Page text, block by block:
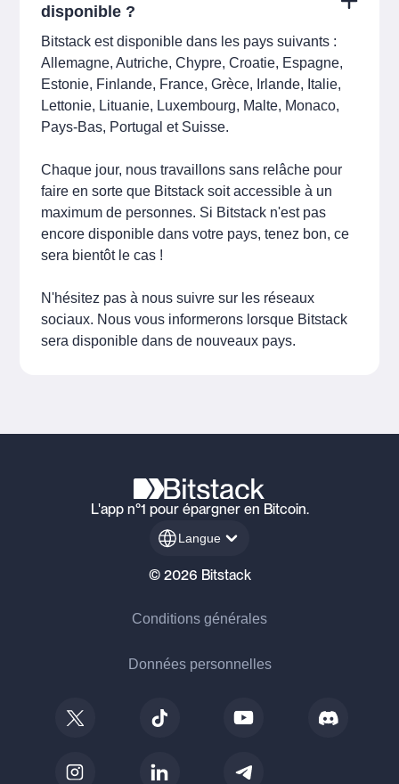
disponible ?
Bitstack est disponible dans les pays suivants :
Allemagne, Autriche, Chypre, Croatie, Espagne,
Estonie, Finlande, France, Grèce, Irlande, Italie,
Lettonie, Lituanie, Luxembourg, Malte, Monaco,
Pays-Bas, Portugal et Suisse.
Chaque jour, nous travaillons sans relâche pour
faire en sorte que Bitstack soit accessible à un
maximum de personnes. Si Bitstack n'est pas
encore disponible dans votre pays, tenez bon, ce
sera bientôt le cas !
N'hésitez pas à nous suivre sur les réseaux
sociaux. Nous vous informerons lorsque Bitstack
sera disponible dans de nouveaux pays.
L'app n°1 pour épargner en Bitcoin.
Langue
© 2026 Bitstack
Conditions générales
Données personnelles